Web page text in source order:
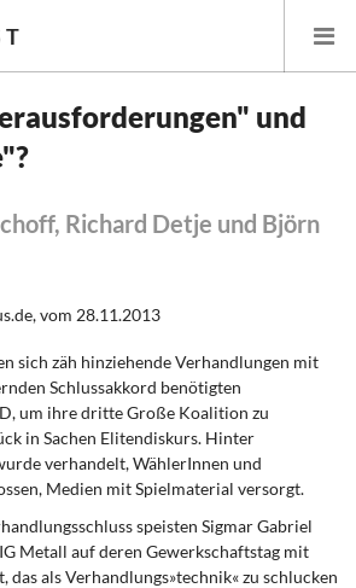
und Daseinsvorsorge
und
Richard Detje und Björn
vom 28.11.2013
sich zäh hinziehende Verhandlungen mit
Schlussakkord benötigten
um ihre dritte Große Koalition zu
in Sachen Elitendiskurs. Hinter
verhandelt, WählerInnen und
Medien mit Spielmaterial versorgt.
speisten Sigmar Gabriel
Metall auf deren Gewerkschaftstag mit
das als Verhandlungs»technik« zu schlucken